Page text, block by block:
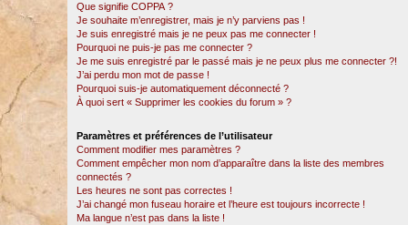
Que signifie COPPA ?
Je souhaite m’enregistrer, mais je n’y parviens pas !
Je suis enregistré mais je ne peux pas me connecter !
Pourquoi ne puis-je pas me connecter ?
Je me suis enregistré par le passé mais je ne peux plus me connecter ?!
J’ai perdu mon mot de passe !
Pourquoi suis-je automatiquement déconnecté ?
À quoi sert « Supprimer les cookies du forum » ?
Paramètres et préférences de l’utilisateur
Comment modifier mes paramètres ?
Comment empêcher mon nom d’apparaître dans la liste des membres
connectés ?
Les heures ne sont pas correctes !
J’ai changé mon fuseau horaire et l’heure est toujours incorrecte !
Ma langue n’est pas dans la liste !